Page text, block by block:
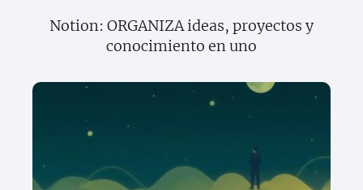
Notion: ORGANIZA ideas, proyectos y
conocimiento en uno